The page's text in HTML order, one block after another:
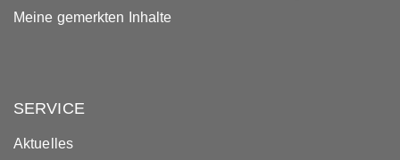
Meine gemerkten Inhalte
SERVICE
Aktuelles